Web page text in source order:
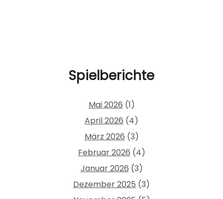
Spielberichte
Mai 2026 (1)
April 2026 (4)
März 2026 (3)
Februar 2026 (4)
Januar 2026 (3)
Dezember 2025 (3)